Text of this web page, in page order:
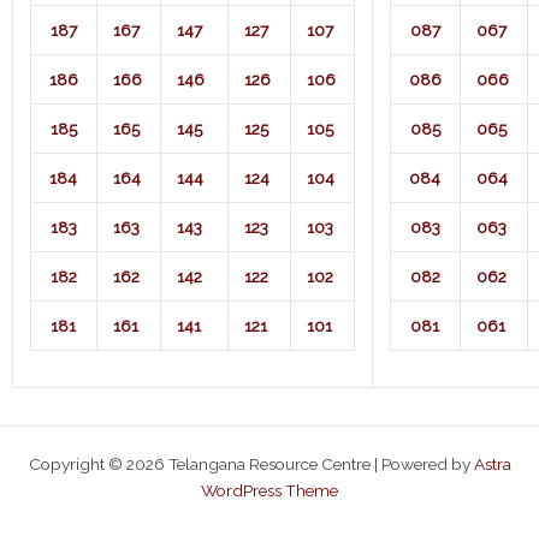
187 167 147 127 107
186 166 146 126 106
185 165 145 125 105
184 164 144 124 104
183 163 143 123 103
182 162 142 122 102
181 161 141 121 101
087 067
086 066
085 065
084 064
083 063
082 062
081 061
Copyright © 2026 Telangana Resource Centre | Powered byAstra
WordPress Theme